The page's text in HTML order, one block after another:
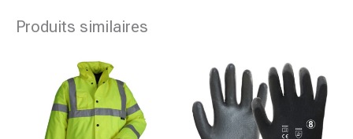
Produits similaires